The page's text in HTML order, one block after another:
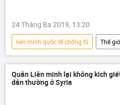
24 Tháng Ba 2019, 13:20
liên minh quốc tế chống IS
Thế
Syria
Hoa Kỳ
Quân Liên minh lại không kích
dân thường ở Syria